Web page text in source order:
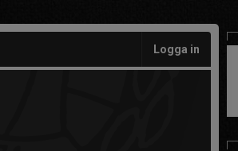
Logga in